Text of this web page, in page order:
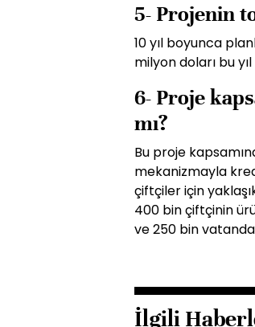
5- Projenin
10 yıl boyunca
milyon doları bu
6- Proje
mı?
Bu proje
mekanizmayla
çiftçiler için
400 bin çiftçinin
ve 250 bin
İlgili